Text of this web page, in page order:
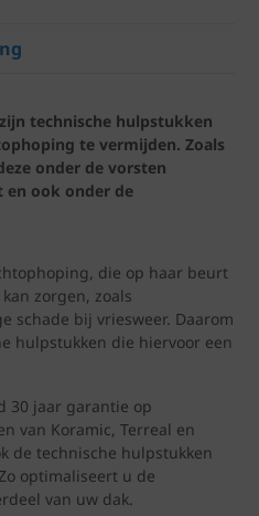
technische hulpstukken
te vermijden. Zoals
onder de vorsten
en ook onder de
die op haar beurt
zorgen, zoals
schade bij vriesweer. Daarom
hulpstukken die hiervoor een
30 jaar garantie op
van Koramic, Terreal en
de technische hulpstukken
optimaliseert u de
van uw dak.